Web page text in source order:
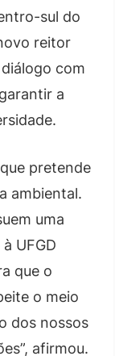
sul do
reitor
com
a
pretende
ambiental.
uma
UFGD
que o
o meio
dos nossos
afirmou.